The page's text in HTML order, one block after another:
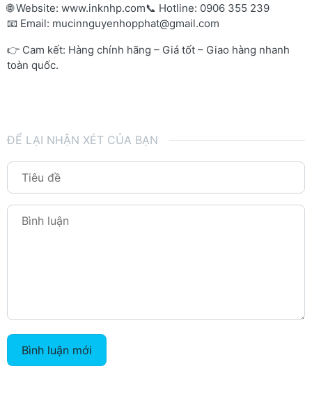
🌐 Website: www.inknhp.com📞 Hotline: 0906 355 239
📧 Email: mucinnguyenhopphat@gmail.com
👉 Cam kết: Hàng chính hãng – Giá tốt – Giao hàng nhanh
toàn quốc.
ĐỂ LẠI NHẬN XÉT CỦA BẠN
Bình luận mới